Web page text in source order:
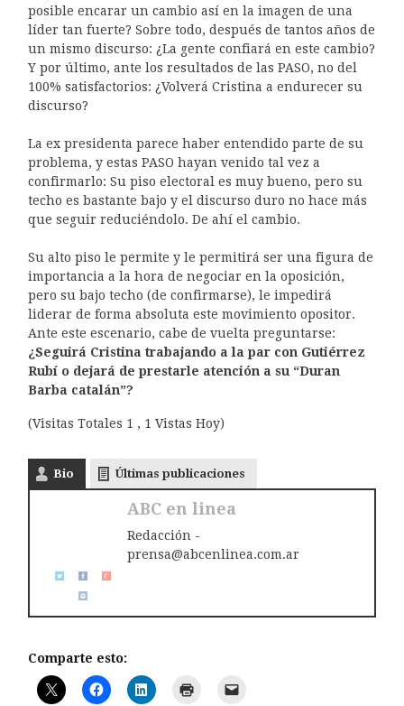
posible encarar un cambio así en la imagen de una
líder tan fuerte? Sobre todo, después de tantos años de
un mismo discurso: ¿La gente confiará en este cambio?
Y por último, ante los resultados de las PASO, no del
100% satisfactorios: ¿Volverá Cristina a endurecer su
discurso?
La ex presidenta parece haber entendido parte de su
problema, y estas PASO hayan venido tal vez a
confirmarlo: Su piso electoral es muy bueno, pero su
techo es bastante bajo y el discurso duro no hace más
que seguir reduciéndolo. De ahí el cambio.
Su alto piso le permite y le permitirá ser una figura de
importancia a la hora de negociar en la oposición,
pero su bajo techo (de confirmarse), le impedirá
liderar de forma absoluta este movimiento opositor.
Ante este escenario, cabe de vuelta preguntarse:
¿Seguirá Cristina trabajando a la par con Gutiérrez
Rubí o dejará de prestarle atención a su “Duran
Barba catalán”?
(Visitas Totales 1 , 1 Vistas Hoy)
Bio Últimas publicaciones
ABC en linea
Redacción -
prensa@abcenlinea.com.ar
Comparte esto: